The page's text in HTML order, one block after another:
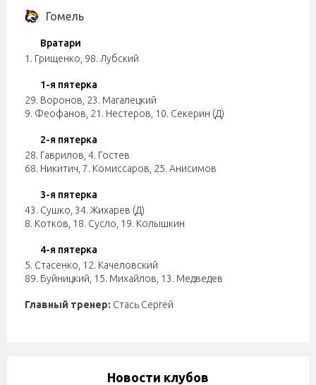
Гомель
Вратари
1. Грищенко 98. Лубский
1-я пятерка
29. Воронов 23. Магалецкий
9. Феофанов 21. Нестеров 10. Секерин (Д)
2-я пятерка
28. Гаврилов 4. Гостев
68. Никитич 7. Комиссаров 25. Анисимов
3-я пятерка
43. Сушко 34. Жихарев (Д)
8. Котков 18. Сусло 19. Колышкин
4-я пятерка
5. Стасенко 12. Качеловский
89. Буйницкий 15. Михайлов 13. Медведев
Главный тренер: Стась Сергей
Новости клубов